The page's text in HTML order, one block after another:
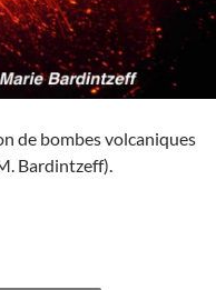
de bombes volcaniques
Bardintzeff).
au Cap-Vert